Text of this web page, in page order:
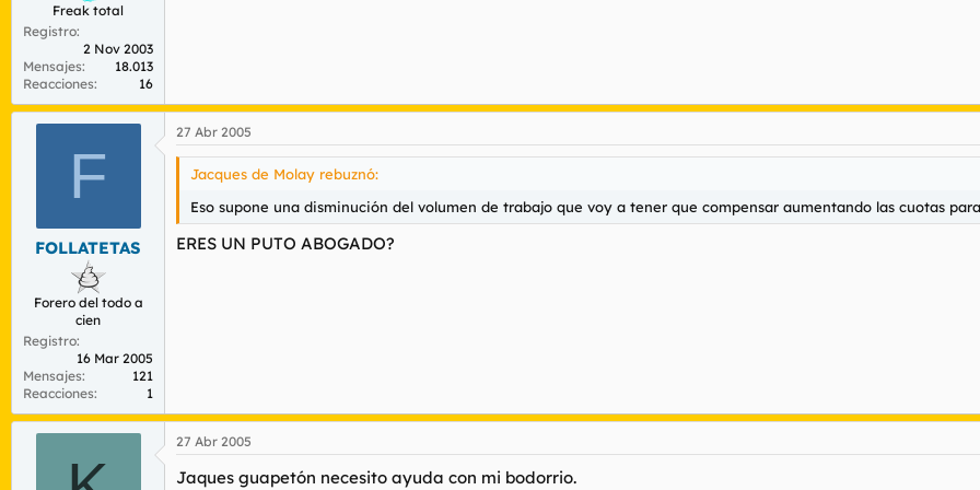
Freak total
Registro
2 Nov 2003
Mensajes
18.013
Reacciones
16
F
FOLLATETAS
Forero del todo a
cien
Registro
16 Mar 2005
Mensajes
121
Reacciones
1
27 Abr 2005
Jacques de Molay rebuznó:
Eso supone una disminución del volumen de trabajo que voy a tener que compensar aumentando las cuotas
ERES UN PUTO ABOGADO?
27 Abr 2005
Jaques guapetón necesito ayuda con mi bodorrio.